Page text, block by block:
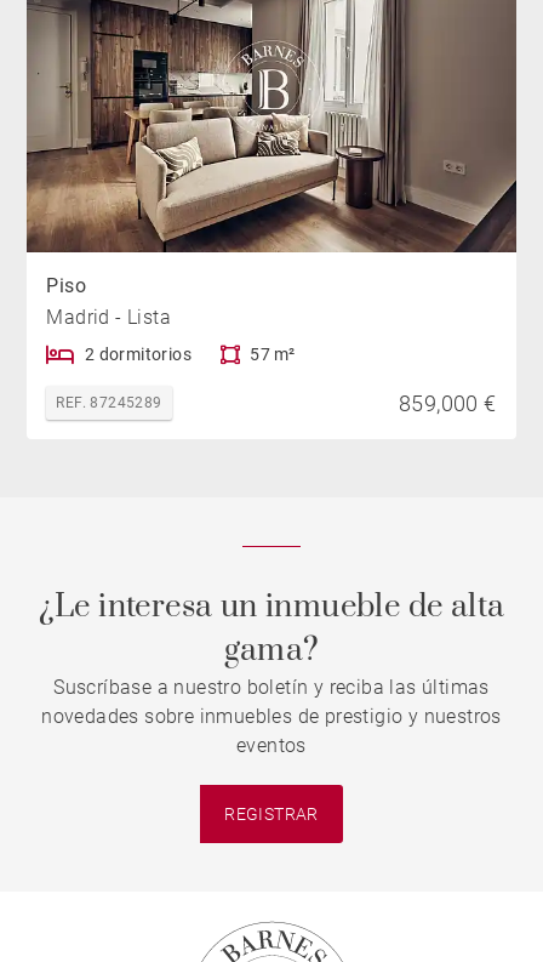
Piso
Madrid - Lista
2 dormitorios 57 m²
REF. 87245289 859,000 €
¿Le interesa un inmueble de alta
gama?
Suscríbase a nuestro boletín y reciba las últimas
novedades sobre inmuebles de prestigio y nuestros
eventos
REGISTRAR